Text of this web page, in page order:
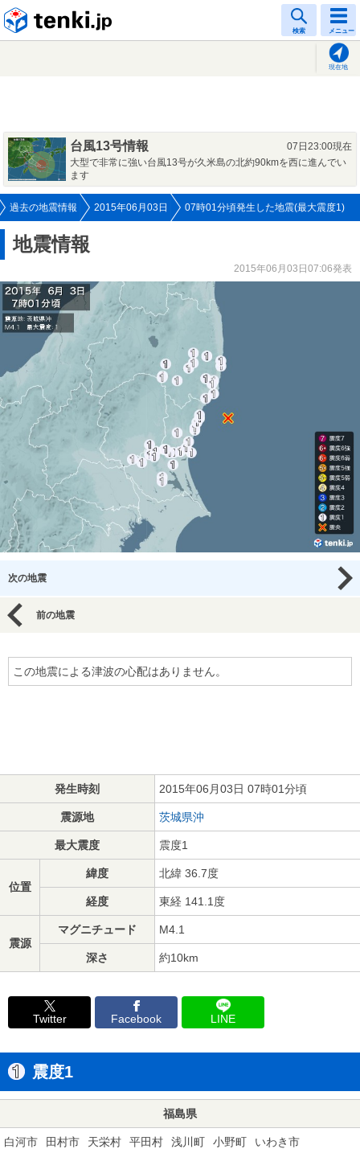
検索 メニュー
現在地
台風13号情報
07日23:00現在
大型で非常に強い台風13号が久米島の北約90kmを西に進んでい
ます
過去の地震情報 2015年06月03日 07時01分頃発生した地震(最大震度1)
地震情報
2015年06月03日07:06発表
次の地震
前の地震
この地震による津波の心配はありません。
発生時刻 2015年06月03日 07時01分頃
震源地 茨城県沖
最大震度 震度1
位置
緯度 北緯 36.7度
経度 東経 141.1度
震源
マグニチュード M4.1
深さ 約10km
Twitter Facebook LINE
震度1
福島県
白河市 田村市 天栄村 平田村 浅川町 小野町
いわき市